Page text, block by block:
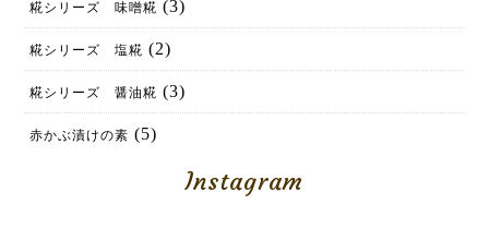
糀シリーズ 味噌糀 (3)
糀シリーズ 塩糀 (2)
糀シリーズ 醤油糀 (3)
赤かぶ漬けの素 (5)
Instagram